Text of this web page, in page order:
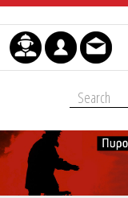
Μετάβαση στο